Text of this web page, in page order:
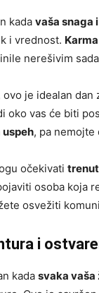
kada vaša snaga
i vrednost.
nerešivim
je idealan dan
oko vas će biti
, pa
očekivati
osoba koja
osvežiti
i
kada svaka vaša